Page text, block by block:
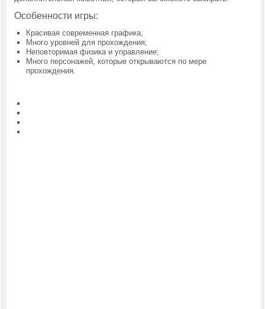
Особенности игры:
Красивая современная графика;
Много уровней для прохождения;
Неповторимая физика и управление;
Много персонажей, которые открываются по мере
прохождения.